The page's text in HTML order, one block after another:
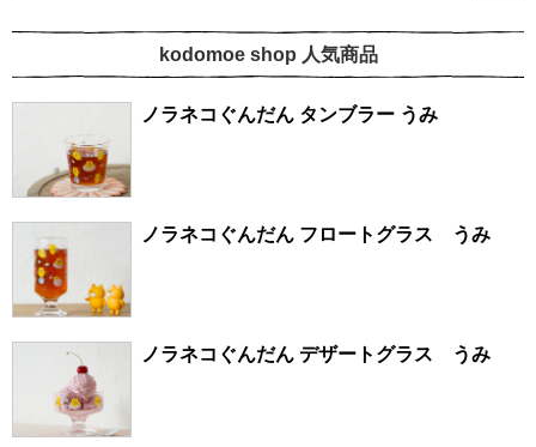
kodomoe shop 人気商品
ノラネコぐんだん タンブラー うみ
ノラネコぐんだん フロートグラス うみ
ノラネコぐんだん デザートグラス うみ